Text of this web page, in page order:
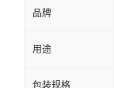
品牌
用途
包装规格